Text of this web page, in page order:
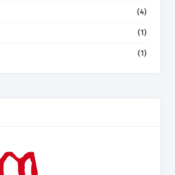
(4)
(1)
(1)